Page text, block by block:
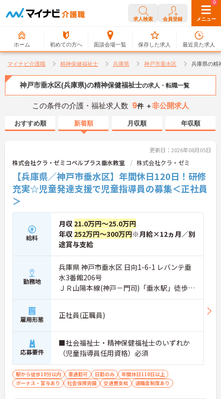
求人検索 会員登録 メニュー
ホーム 初めての方へ 面談会場一覧
0
保存した求人
0
最近見た求人
マイナビ介護職 精神保健福祉士 兵庫県 神戸市垂水区 兵庫県の精
神戸市垂水区(兵庫県)の精神保健福祉士の求人・転職一覧
この条件の介護・福祉求人数 9件 ＋非公開求人
おすすめ順 新着順 月収順 年収順
更新日：2026年08月05日
株式会社クラ・ゼミコペルプラス垂水教室 株式会社クラ・ゼミ
【兵庫県／神戸市垂水区】年間休日120日！研修
充実☆児童発達支援で児童指導員の募集＜正社員
＞
給料
月収 21.0万円～25.0万円
年収 252万円～300万円※月給×12ヵ月／別
途賞与支給
勤務地
兵庫県 神戸市垂水区 日向1-6-1 レバンテ垂
水3番館206号
ＪＲ山陽本線(神戸－門司)「垂水駅」徒歩3
分
雇用形態 正社員(正職員)
応募要件
■社会福祉士・精神保健福祉士のいずれか
（児童指導員任用資格）必須
駅から徒歩10分以内 車通勤可 日勤のみ
年間休日110日以上
ボーナス・賞与あり
社会保険完備 交通費支給 退職金制度あり